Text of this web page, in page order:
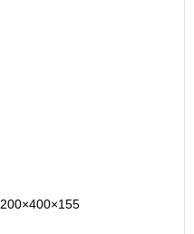
200×400×155